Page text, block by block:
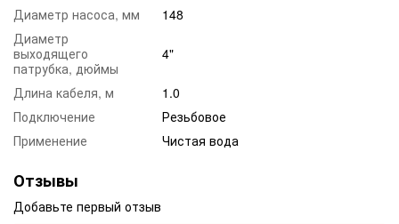
Диаметр насоса, мм
148
Диаметр
выходящего
патрубка, дюймы
4"
Длина кабеля, м
1.0
Подключение
Резьбовое
Применение
Чистая вода
Отзывы
Добавьте первый отзыв